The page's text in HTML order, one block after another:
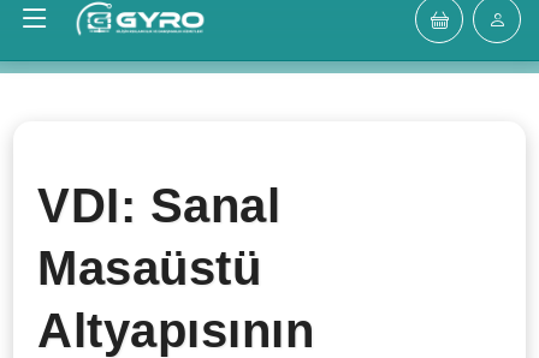
VDI: Sanal
Masaüstü
Altyapısının